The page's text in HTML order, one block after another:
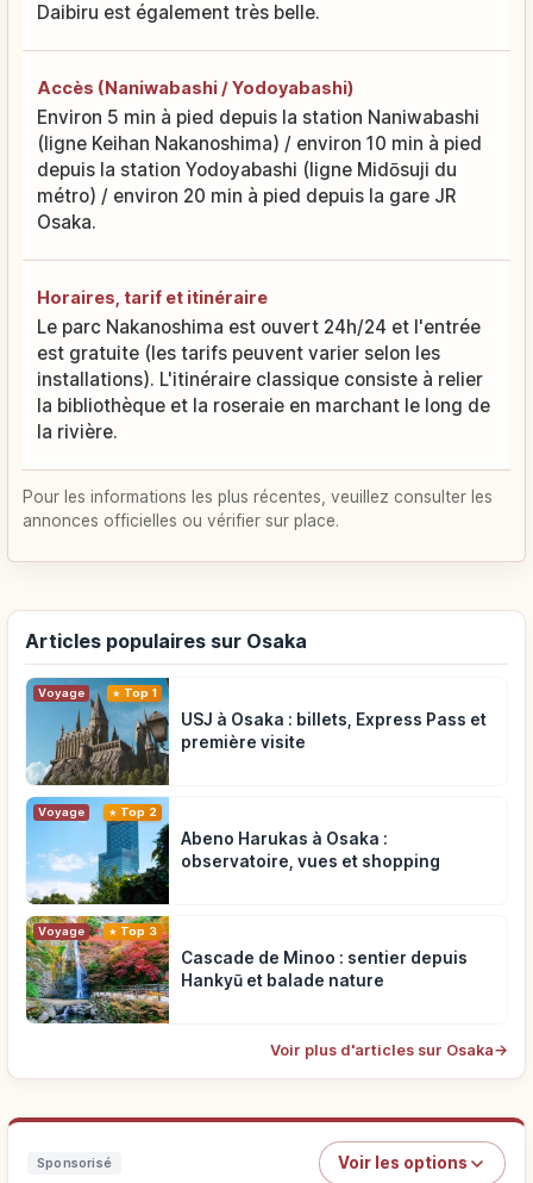
Daibiru est également très belle.
Accès (Naniwabashi / Yodoyabashi)
Environ 5 min à pied depuis la station Naniwabashi
(ligne Keihan Nakanoshima) / environ 10 min à pied
depuis la station Yodoyabashi (ligne Midōsuji du
métro) / environ 20 min à pied depuis la gare JR
Osaka.
Horaires, tarif et itinéraire
Le parc Nakanoshima est ouvert 24h/24 et l'entrée
est gratuite (les tarifs peuvent varier selon les
installations). L'itinéraire classique consiste à relier
la bibliothèque et la roseraie en marchant le long de
la rivière.
Pour les informations les plus récentes, veuillez consulter les
annonces officielles ou vérifier sur place.
Articles populaires sur Osaka
Voyage Top 1
USJ à Osaka : billets, Express Pass et
première visite
Voyage Top 2
Abeno Harukas à Osaka :
observatoire, vues et shopping
Voyage Top 3
Cascade de Minoo : sentier depuis
Hankyū et balade nature
Voir plus d'articles sur Osaka→
Sponsorisé Voir les options